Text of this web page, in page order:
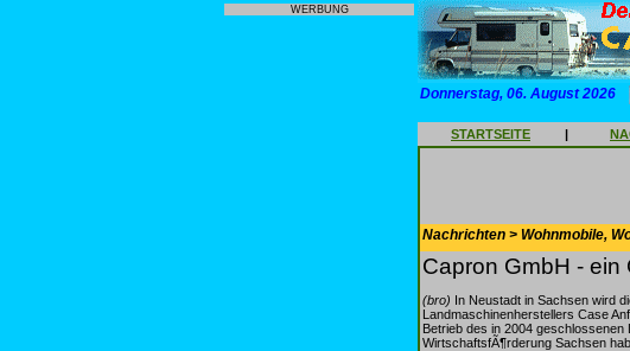
WERBUNG
Donnerstag, 06. August 2026
STARTSEITE |
Nachrichten > Wohnmobile,
Capron GmbH -
(bro) In Neustadt in Sachsen wird
Landmaschinenherstellers Case
Betrieb des in 2004
WirtschaftsfÃ¶rderung Sachsen